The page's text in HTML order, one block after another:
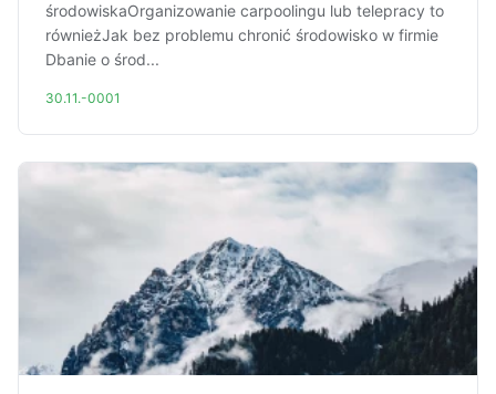
środowiskaOrganizowanie carpoolingu lub telepracy to
równieżJak bez problemu chronić środowisko w firmie
Dbanie o środ...
30.11.-0001